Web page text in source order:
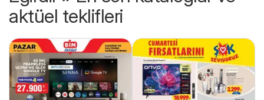
aktüel teklifleri